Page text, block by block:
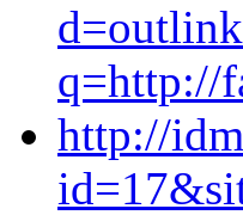
q=http://
http://